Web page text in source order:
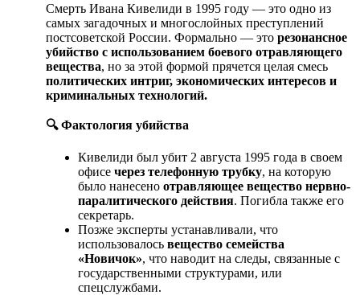
Смерть Ивана Кивелиди в 1995 году — это одно из
самых загадочных и многослойных преступлений
постсоветской России. Формально — это резонансное
убийство с использованием боевого отравляющего
вещества, но за этой формой прячется целая смесь
политических интриг, экономических интересов и
криминальных технологий.
🔍 Фактология убийства
Кивелиди был убит 2 августа 1995 года в своем
офисе через телефонную трубку, на которую
было нанесено отравляющее вещество нервно-
паралитического действия. Погибла также его
секретарь.
Позже эксперты устанавливали, что
использовалось вещество семейства
«Новичок», что наводит на следы, связанные с
государственными структурами, или
спецслужбами.